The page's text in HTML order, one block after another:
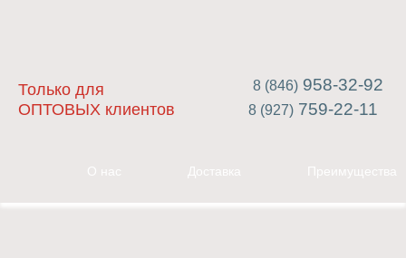
Только для
ОПТОВЫХ клиентов
8 (846) 958-32-92
8 (927) 759-22-11
О нас Доставка Преимущества